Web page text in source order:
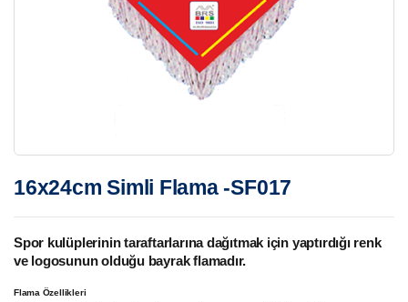
16x24cm Simli Flama -SF017
Spor kulüplerinin taraftarlarına dağıtmak için yaptırdığı renk
ve logosunun olduğu bayrak flamadır.
Flama Özellikleri